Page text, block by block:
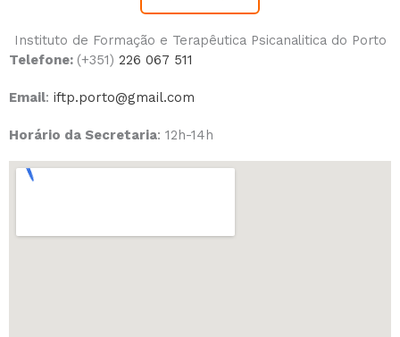
Instituto de Formação e Terapêutica Psicanalitica do Porto
Telefone: (+351) 226 067 511
Email: iftp.porto@gmail.com
Horário da Secretaria: 12h-14h